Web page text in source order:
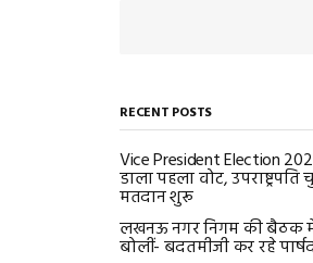
RECENT POSTS
Vice President Election
डाला पहला वोट,
मतदान शुरू
लखनऊ नगर निगम की बैठक
बोलीं- बदतमीजी कर रहे